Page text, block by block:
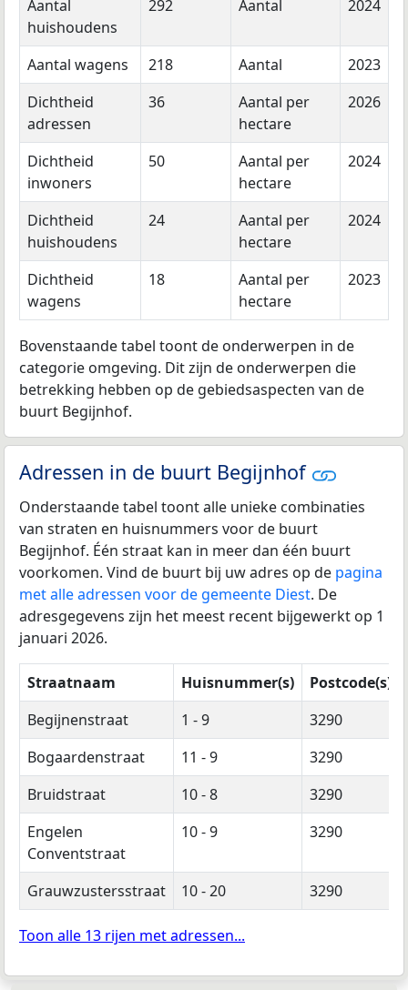
Aantal
huishoudens
292 Aantal 2024
Aantal wagens 218 Aantal
2023
Dichtheid
adressen
36
Aantal per
hectare
2026
Dichtheid
inwoners
50
Aantal per
hectare
2024
Dichtheid
huishoudens
24
Aantal per
hectare
2024
Dichtheid
wagens
18
Aantal per
hectare
2023
Bovenstaande tabel toont de onderwerpen in de
categorie omgeving. Dit zijn de onderwerpen die
betrekking hebben op de gebiedsaspecten van de
buurt Begijnhof.
Adressen in de buurt Begijnhof
Onderstaande tabel toont alle unieke combinaties
van straten en huisnummers voor de buurt
Begijnhof. Één straat kan in meer dan één buurt
voorkomen. Vind de buurt bij uw adres op de pagina
met alle adressen voor de gemeente Diest. De
adresgegevens zijn het meest recent bijgewerkt op 1
januari 2026.
Straatnaam Huisnummer(s)
Postcode(s)
Begijnenstraat
1 - 9
3290
Bogaardenstraat
11 - 9
3290
Bruidstraat
10 - 8
3290
Engelen
Conventstraat
10 - 9 3290
Grauwzustersstraat 10 - 20 3290
Toon alle 13 rijen met adressen...